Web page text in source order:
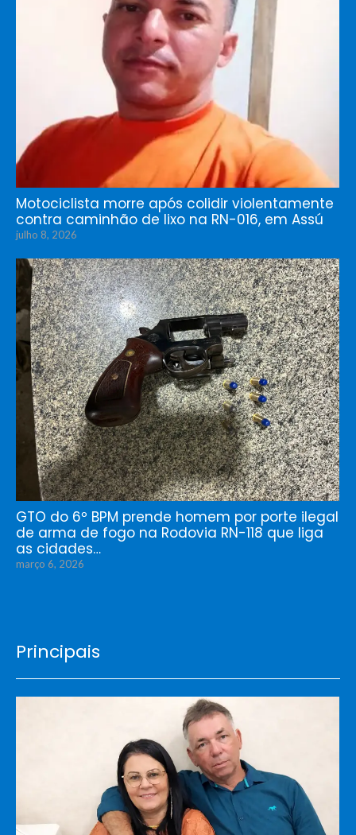
Motociclista morre após colidir violentamente
contra caminhão de lixo na RN-016, em Assú
julho 8, 2026
GTO do 6º BPM prende homem por porte ilegal
de arma de fogo na Rodovia RN-118 que liga
as cidades…
março 6, 2026
Principais